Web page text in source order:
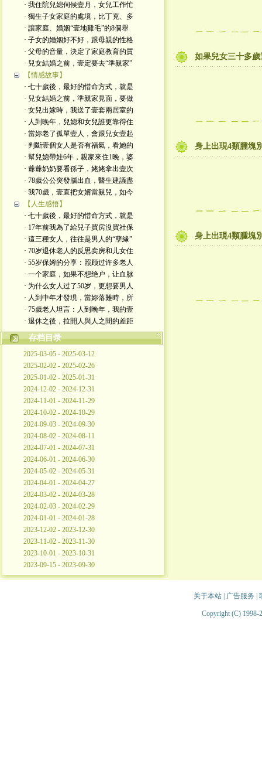
· 我住院兒媳伺候壹月，女兒工作忙
· 獨生子女家庭的處境，比丁克、多
· 讓家庭、婚姻“壹地雞毛”的8個舉
· 子女的婚姻好不好，跟母親的性格
· 父母的音量，決定了家庭教育的質
· 兒女結婚之前，壹定要去“準親家”
【情感故事】
· 七十歲後，最好的惜命方式，就是
· 兒女結婚之前，準親家見面，要做
· 女兒出嫁時，我送了壹套兩居室的
· 人到晚年，兒媳和女兒誰更靠得住
· 當妳老了孤單壹人，會跟兒女壹起
· 判斷壹個女人是否有福氣，看她的
· 幫兒媳帶娃6年，親家來住1晚，婆
· 爺爺奶奶要看孫子，姥姥拿出壹次
· 78歲公公突發腦出血，醫生建議盡
· 我70歲，壹直把女婿當親兒，如今
【人生感悟】
· 七十歲後，最好的惜命方式，就是
· 17年前我為了給兒子買房沒買社保
· 這三種女人，往往是男人的“孽緣”
· 70岁退休老人的反思卖房和儿女住
· 55岁保姆的分享：照顾过许多老人
· 一个家庭，如果不想绝户，让血脉
· 为什么女人过了50岁，更想要男人
· 人到中年才發現，當妳落難時，所
· 75歲老人坦言：人到晚年，我的壹
· 退休之後，拉開人與人之間的差距
存档目录
2025-03-05 - 2025-03-12
2025-02-02 - 2025-02-26
2025-01-02 - 2025-01-31
2024-12-02 - 2024-12-31
2024-11-01 - 2024-11-29
2024-10-02 - 2024-10-29
2024-09-03 - 2024-09-30
2024-08-02 - 2024-08-11
2024-07-01 - 2024-07-31
2024-06-01 - 2024-06-30
2024-05-02 - 2024-05-31
2024-04-01 - 2024-04-27
2024-03-02 - 2024-03-28
2024-02-03 - 2024-02-29
2024-01-01 - 2024-01-28
2023-12-02 - 2023-12-30
2023-11-02 - 2023-11-30
2023-10-01 - 2023-10-31
2023-09-15 - 2023-09-30
如果兒女三十多
身上出現4類腫塊
身上出現4類腫塊
关于本站| 广告服务
Copyright (C) 1998-